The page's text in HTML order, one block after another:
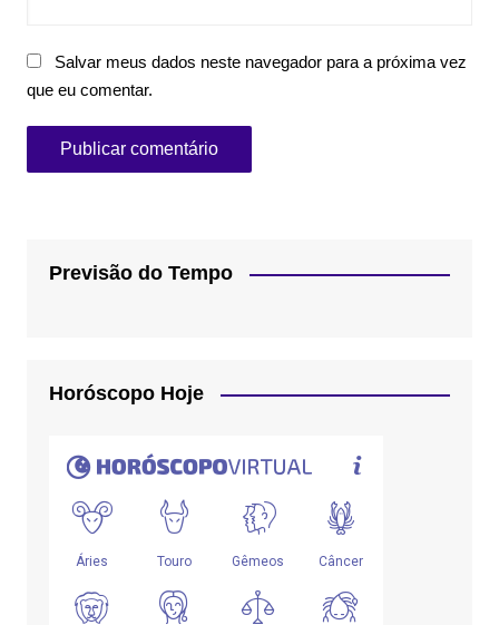
Salvar meus dados neste navegador para a próxima vez
que eu comentar.
Previsão do Tempo
Horóscopo Hoje